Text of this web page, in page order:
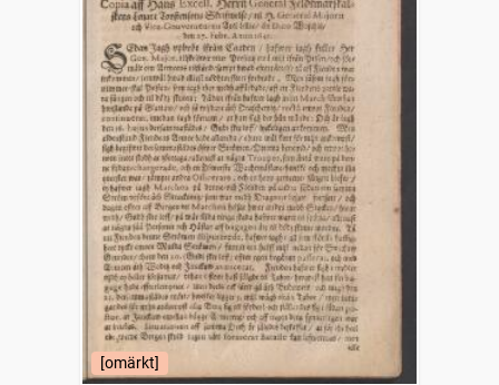
[omärkt]